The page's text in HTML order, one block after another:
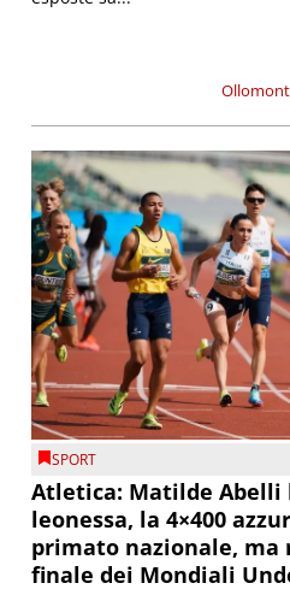
Ollomont
SPORT
Atletica: Matilde Abelli
leonessa, la 4×400
primato nazionale, ma
finale dei Mondiali